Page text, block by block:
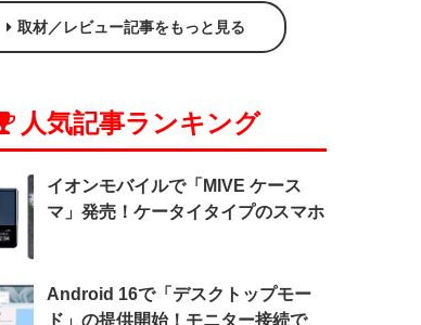
取材／レビュー記事をもっと見る
人気記事ランキング
イオンモバイルで「MIVE ケース
マ」発売！ケータイタイプのスマホ
Android 16で「デスクトップモー
ド」の提供開始！モニター接続で